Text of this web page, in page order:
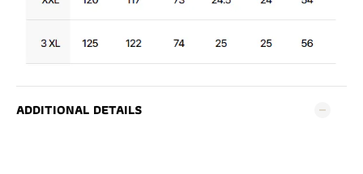
ADDITIONAL DETAILS